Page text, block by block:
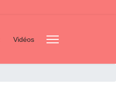
Vidéos